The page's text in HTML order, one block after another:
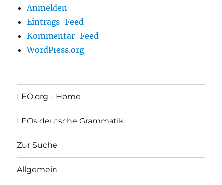
Anmelden
Eintrags-Feed
Kommentar-Feed
WordPress.org
LEO.org – Home
LEOs deutsche Grammatik
Zur Suche
Allgemein